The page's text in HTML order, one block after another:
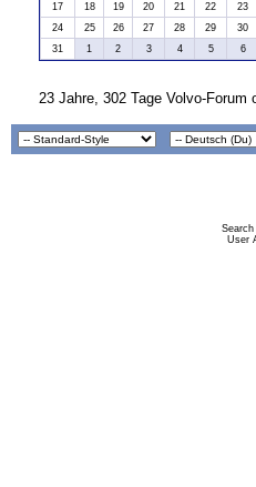
17
18 19 20 21 22
23
24
25 26 27 28 29
30
31
1 2 3 4 5 6
23 Jahre, 302 Tage Volvo-Forum
User